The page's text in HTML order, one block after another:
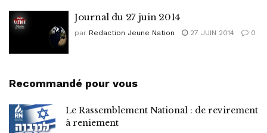
Journal du 27 juin 2014
par Redaction Jeune Nation 27 JUIN 2014 0
Recommandé pour vous
Le Rassemblement National : de revirement
à reniement